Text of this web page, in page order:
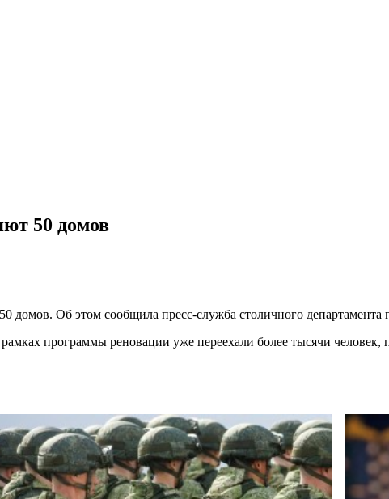
50 домов
домов. Об этом сообщила пресс-служба столичного департамента
программы реновации уже переехали более тысячи